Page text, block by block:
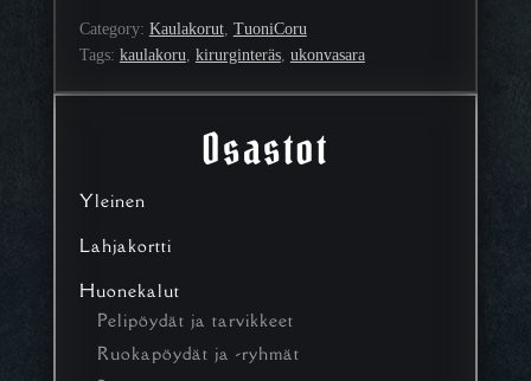
Osastot
Yleinen
Lahjakortti
Huonekalut
Pelipöydät ja tarvikkeet
Ruokapöydät ja -ryhmät
Category: Kaulakorut, TuoniCoru
Tags: kaulakoru, kirurginteräs, ukonvasara